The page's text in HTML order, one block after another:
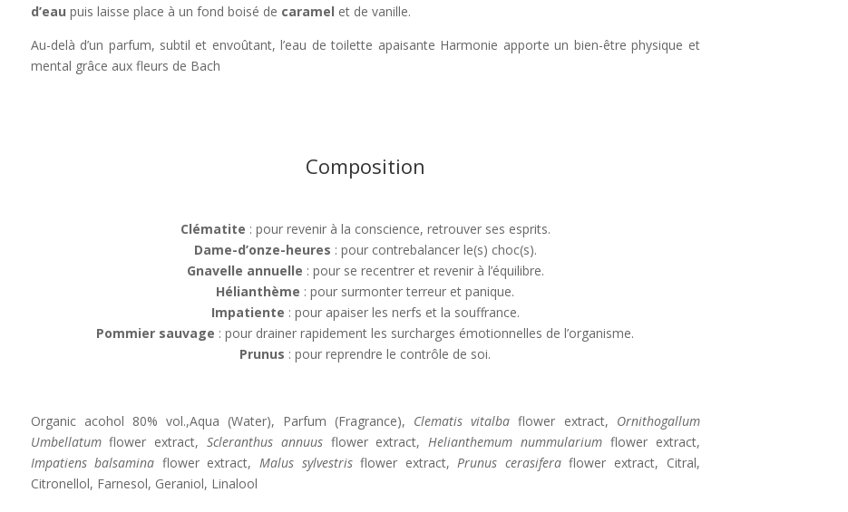
d’eau puis laisse place à un fond boisé de caramel et de vanille.
Au-delà d’un parfum, subtil et envoûtant, l’eau de toilette apaisante Harmonie apporte un bien-être physique et
mental grâce aux fleurs de Bach
Composition
Clématite : pour revenir à la conscience, retrouver ses esprits.
Dame-d’onze-heures : pour contrebalancer le(s) choc(s).
Gnavelle annuelle : pour se recentrer et revenir à l’équilibre.
Hélianthème : pour surmonter terreur et panique.
Impatiente : pour apaiser les nerfs et la souffrance.
Pommier sauvage : pour drainer rapidement les surcharges émotionnelles de l’organisme.
Prunus : pour reprendre le contrôle de soi.
Organic acohol 80% vol.,Aqua (Water), Parfum (Fragrance), Clematis vitalba flower extract, Ornithogallum
Umbellatumflower extract, Scleranthus annuusflower extract,Helianthemum nummularium flower extract,
Impatiens balsamina flower extract, Malus sylvestrisflower extract,Prunus cerasiferaflower extract, Citral,
Citronellol, Farnesol, Geraniol, Linalool